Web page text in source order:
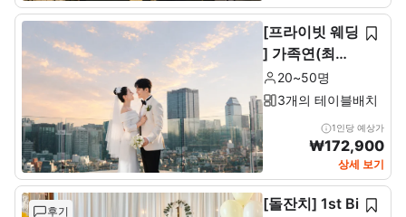
[프라이빗 웨딩
] 가족연(최소2
0~최대 50인)
20~50명
3개의 테이블배치
1인당 예상가
₩172,900
상세 보기
후기
[돌잔치] 1st Bi